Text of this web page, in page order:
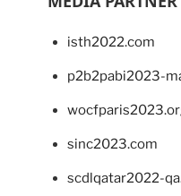
isth2022.com
p2b2pabi2023-
sinc2023.com
scdlqatar2022-